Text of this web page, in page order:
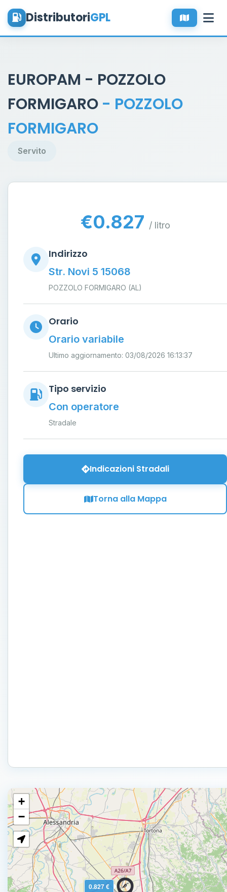
DistributoriGPL
EUROPAM - POZZOLO
FORMIGARO - POZZOLO
FORMIGARO
Servito
€0.827 / litro
Indirizzo
Str. Novi 5 15068
POZZOLO FORMIGARO (AL)
Orario
Orario variabile
Ultimo aggiornamento: 03/08/2026 16:13:37
Tipo servizio
Con operatore
Stradale
Indicazioni Stradali
Torna alla Mappa
0.827 €
+
−